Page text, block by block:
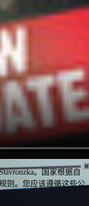
得到了一份工作。你为
能帮助他们。你是一名
密组织。如果您愿意，
自己的运气，你可能会
。国家根据自
则。您应该遵循这些公